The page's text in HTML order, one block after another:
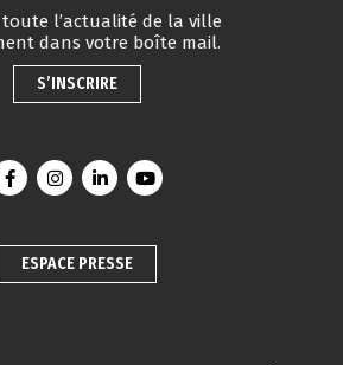
toute l’actualité de la ville
dans votre boîte mail.
S’INSCRIRE
Lien vers le compte Facebook
Lien vers le compte Instagram
Lien vers le compte Linkedin
Lien vers la chaîne
ESPACE PRESSE